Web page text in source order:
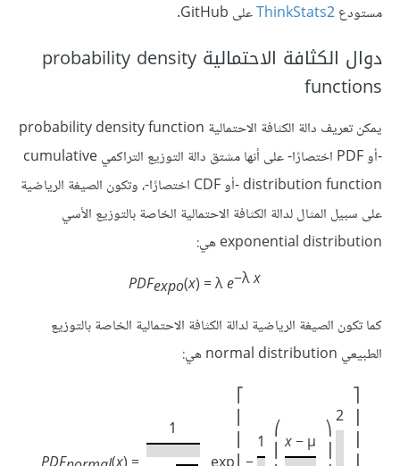
مستودعThinkStats2على GitHub.
دوال الكثافة الاحتمالية probability density
functions
يمكن تعريف دالة الكثافة الاحتمالية probability density function
-أو PDF اختصارًا- على أنها مشتق دالة التوزيع التراكمي cumulative
distribution function -أو CDF اختصارًا-، وتكون الصيغة الرياضية
على سبيل المثال لدالة الكثافة الاحتمالية الخاصة بالتوزيع الأسي
exponential distribution هي:
PDFexpo(x) = λe−λx
كما تكون الصيغة الرياضية لدالة الكثافة الاحتمالية الخاصة بالتوزيع
الطبيعي normal distribution هي:
1
1
⎛
x− µ
⎞
2